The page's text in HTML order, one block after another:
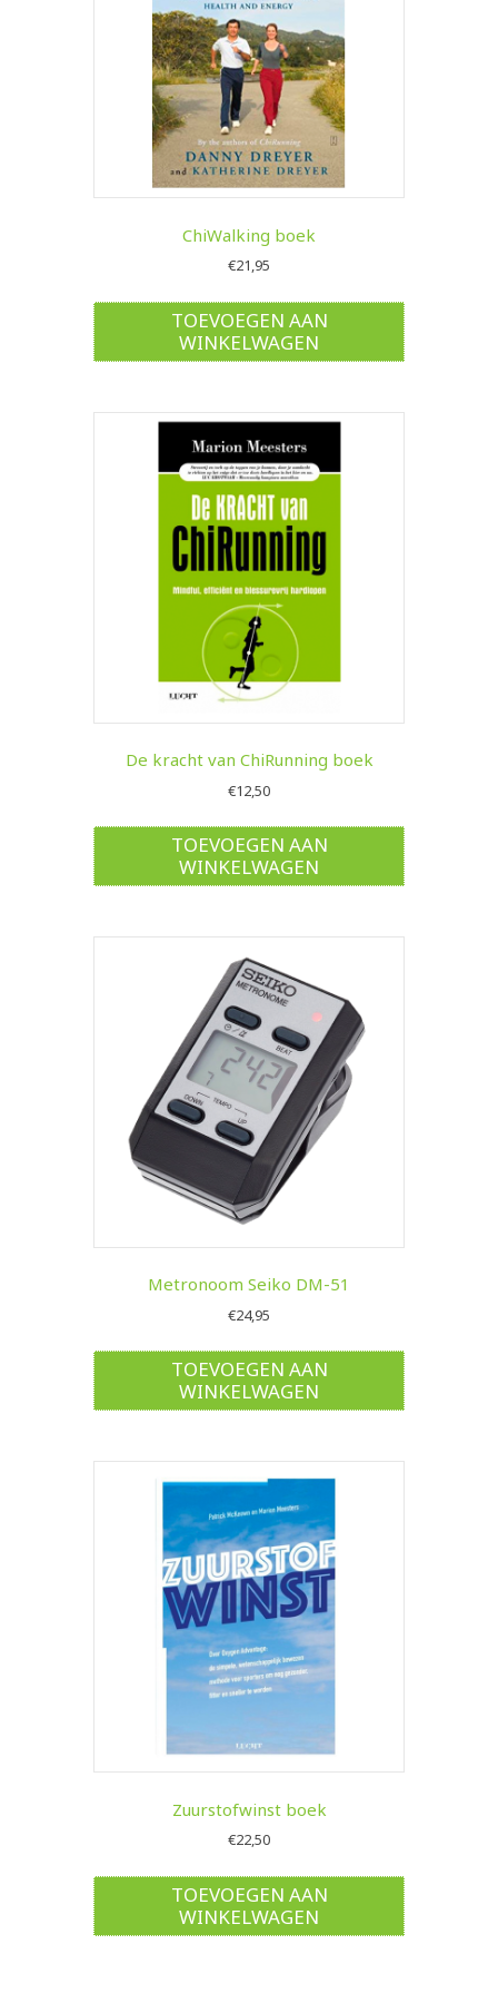
ChiWalking boek
€21,95
TOEVOEGEN AAN
WINKELWAGEN
De kracht van ChiRunning boek
€12,50
TOEVOEGEN AAN
WINKELWAGEN
Metronoom Seiko DM-51
€24,95
TOEVOEGEN AAN
WINKELWAGEN
Zuurstofwinst boek
€22,50
TOEVOEGEN AAN
WINKELWAGEN